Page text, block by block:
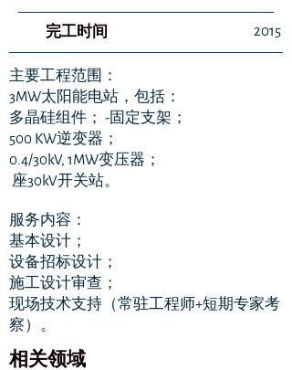
​完工时间 2015
主要工程范围：
3MW太阳能电站，包括：
多晶硅组件； -固定支架；
500 KW逆变器；
0.4/30kV, 1MW变压器；
座30kV开关站。
服务内容：
基本设计；
设备招标设计；
施工设计审查；
现场技术支持（常驻工程师+短期专家考
察）。
相关领域